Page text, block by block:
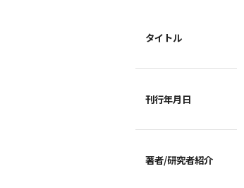
タイトル
刊行年月日
著者/研究者紹介